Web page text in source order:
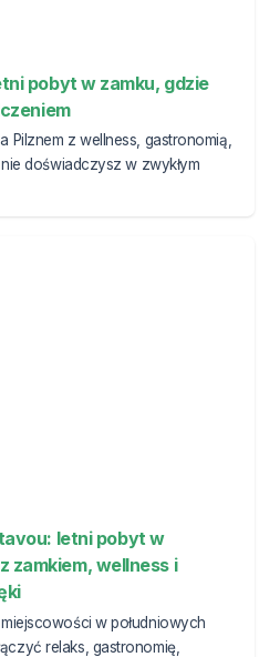
pobyt w zamku, gdzie
Pilznem z wellness, gastronomią,
doświadczysz w zwykłym
letni pobyt w
zamkiem, wellness i
w południowych
relaks, gastronomię,